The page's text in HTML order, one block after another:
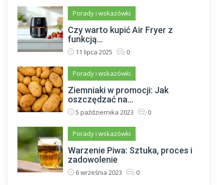
Porady i wskazówki
Czy warto kupić Air Fryer z
funkcją...
11 lipca 2025 0
Porady i wskazówki
Ziemniaki w promocji: Jak
oszczędzać na...
5 października 2023 0
Porady i wskazówki
Warzenie Piwa: Sztuka, proces i
zadowolenie
6 września 2023 0